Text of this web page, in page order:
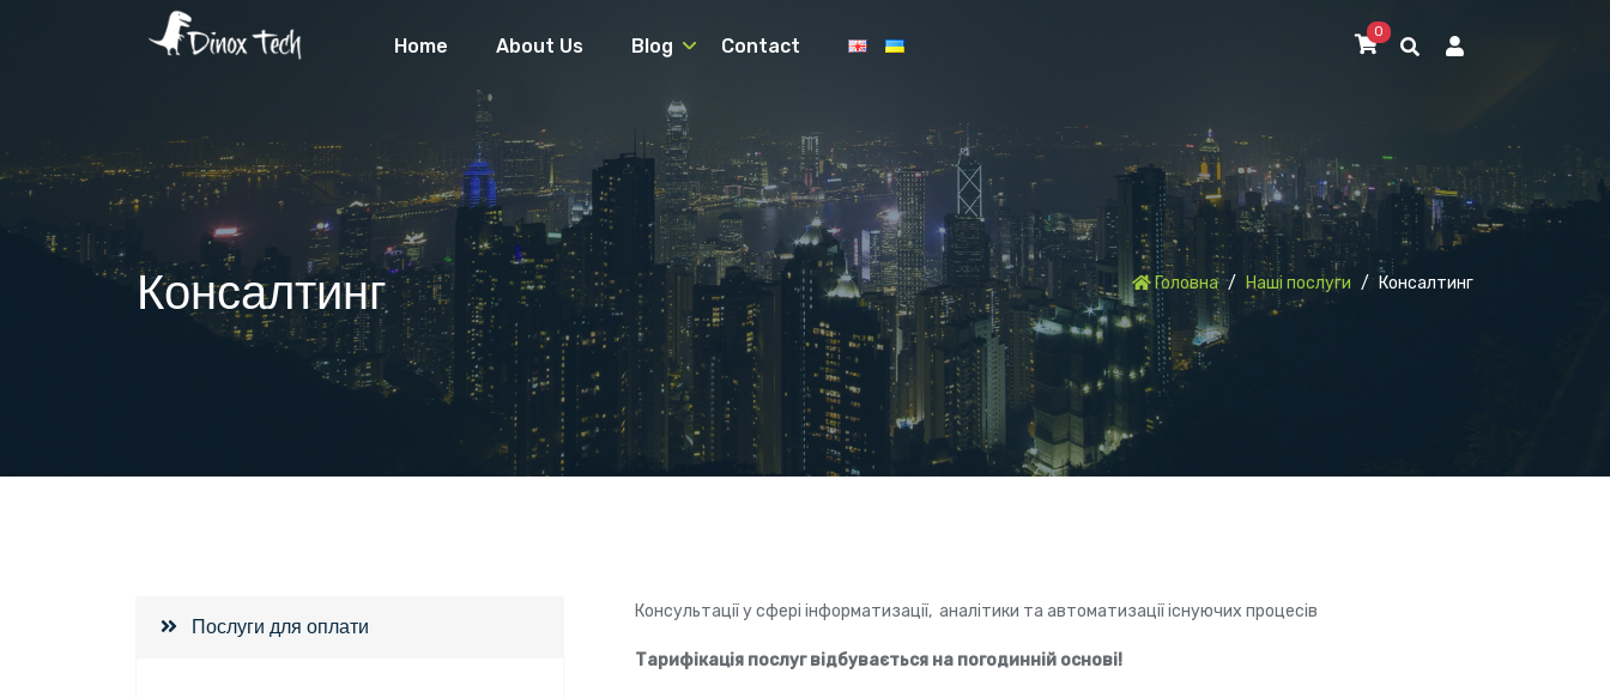
Home About Us Blog Contact
0
Консалтинг Головна Наші послуги Консалтинг
Послуги для оплати
Консультації у сфері інформатизації, аналітики та автоматизації існуючих процесів
Тарифікація послуг відбувається на погодинній основі!